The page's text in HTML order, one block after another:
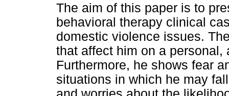
The aim of this paper is to
behavioral therapy clinical
domestic violence issues.
that affect him on a
Furthermore, he shows fear
situations in which he may